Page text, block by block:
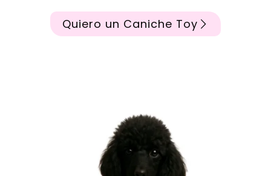
Quiero un Caniche Toy